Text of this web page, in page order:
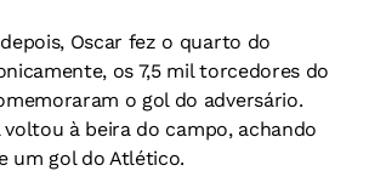
Oscar fez o quarto do
os 7,5 mil torcedores do
o gol do adversário.
voltou à beira do campo, achando
um gol do Atlético.